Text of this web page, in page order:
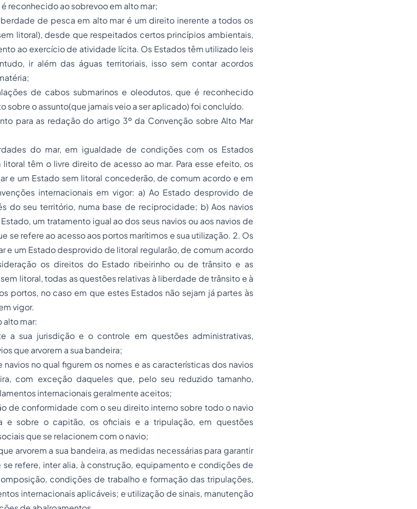
reconhecido ao sobrevoo em alto mar;
de pesca em alto mar é um direito inerente a todos os
litoral), desde que respeitados certos princípios ambientais,
ao exercício de atividade lícita. Os Estados têm utilizado leis
ir além das águas territoriais, isso sem contar acordos
de cabos submarinos e oleodutos, que é reconhecido
sobre o assunto(que jamais veio a ser aplicado) foi concluído.
para as redação do artigo 3º da Convenção sobre Alto Mar
do mar, em igualdade de condições com os Estados
litoral têm o livre direito de acesso ao mar. Para esse efeito, os
e um Estado sem litoral concederão, de comum acordo e em
internacionais em vigor: a) Ao Estado desprovido de
do seu território, numa base de reciprocidade; b) Aos navios
um tratamento igual ao dos seus navios ou aos navios de
se refere ao acesso aos portos marítimos e sua utilização. 2. Os
e um Estado desprovido de litoral regularão, de comum acordo
os direitos do Estado ribeirinho ou de trânsito e as
litoral, todas as questões relativas à liberdade de trânsito e à
portos, no caso em que estes Estados não sejam já partes às
vigor.
alto mar:
a sua jurisdição e o controle em questões administrativas,
que arvorem a sua bandeira;
no qual figurem os nomes e as características dos navios
com exceção daqueles que, pelo seu reduzido tamanho,
internacionais geralmente aceitos;
de conformidade com o seu direito interno sobre todo o navio
e sobre o capitão, os oficiais e a tripulação, em questões
que se relacionem com o navio;
arvorem a sua bandeira, as medidas necessárias para garantir
se refere, inter alia, à construção, equipamento e condições de
condições de trabalho e formação das tripulações,
internacionais aplicáveis; e utilização de sinais, manutenção